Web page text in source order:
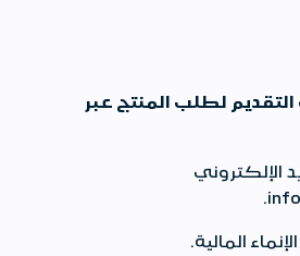
لطلب المنتج عبر
الإلكتروني
المالية.